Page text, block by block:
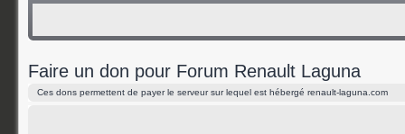
Faire un don pour Forum Renault Laguna
Ces dons permettent de payer le serveur sur lequel est hébergé renault-laguna.com